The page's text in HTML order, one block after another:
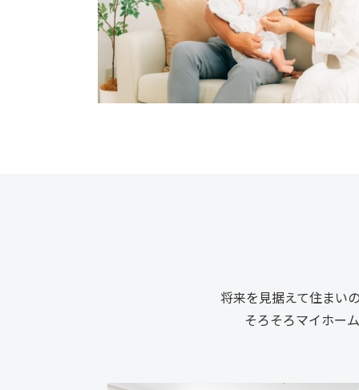
将来を見据えて住まい
そろそろマイホー